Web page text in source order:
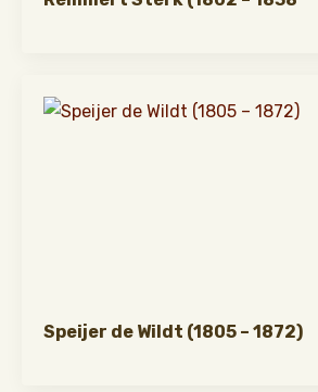
Speijer de Wildt (1805 – 1872)